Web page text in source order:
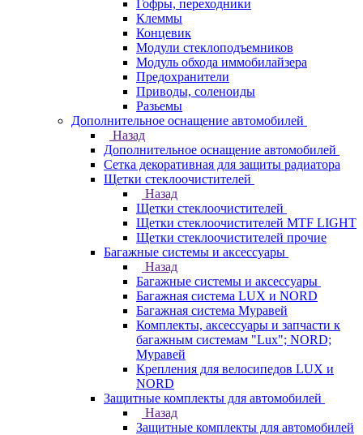
Гофры, переходники
Клеммы
Концевик
Модули стеклоподъемников
Модуль обхода иммобилайзера
Предохранители
Приводы, соленоиды
Разьемы
Дополнительное оснащение автомобилей
Назад
Дополнительное оснащение автомобилей
Сетка декоративная для защиты радиатора
Щетки стеклоочистителей
Назад
Щетки стеклоочистителей
Щетки стеклоочистителей MTF LIGHT
Щетки стеклоочистителей прочие
Багажные системы и аксессуары
Назад
Багажные системы и аксессуары
Багажная система LUX и NORD
Багажная система Муравей
Комплекты, аксессуары и запчасти к
багажным системам "Lux"; NORD;
Муравей
Крепления для велосипедов LUX и
NORD
Защитные комплекты для автомобилей
Назад
Защитные комплекты для автомобилей